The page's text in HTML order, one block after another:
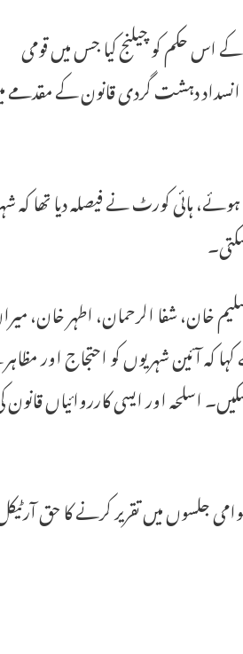
اس حکم کو چیلنج کیا جس میں قومی
سے منسلک انسداد دہشت گردی قانون کے
ہائی کورٹ نے فیصلہ دیا تھا کہ
خان، شفا الرحمان، اطہر خان،
کہ آئین شہریوں کو احتجاج اور
اسلحہ اور ایسی کارروائیاں قانون